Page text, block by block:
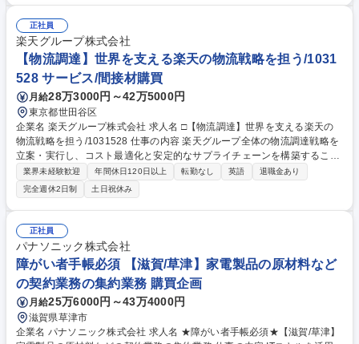
験に応じてロジスティクス、品質確認、社内外調整、調達計画へと担当領
域を広げていただきます。 募集職種 【航空宇宙】民間航空機・ヘリコプ
ターを支える部品調達・供給管理
正社員
楽天グループ株式会社
【物流調達】世界を支える楽天の物流戦略を担う/1031
528 サービス/間接材購買
月給28万3000円～42万5000円
東京都世田谷区
企業名 楽天グループ株式会社 求人名 □【物流調達】世界を支える楽天の
物流戦略を担う/1031528 仕事の内容 楽天グループ全体の物流調達戦略を
立案・実行し、コスト最適化と安定的なサプライチェーンを構築すること
がミッションです。具体的には、 ■最適な調達戦略（ソーシング・コスト
削減等）の策定および実行 ■市場動向、コスト構造、サプライヤー動向の
詳細な調査・分析 ■価格査定、ベンチマーク分析を用いた妥当性評価と条
件交渉 ■購買実績データの分析に基づくコスト最適化施策の推進 ■各種契
約書のレビュー、交渉、締結、およびリスク管理業務 ■RFP（提案依頼
書）・RFQ（見積依頼書）の作成・評価 各事業部門と密に連携しなが
ら、会社の競争力に直結する戦略的な意思決定に深く携わります。 募集職
種 □【物流調達】世界を支える楽天の物流戦略を担う/1031528
業界未経験歓迎 年間休日120日以上 転勤なし 英語
退職金あり
完全週休2日制
土日祝休み
正社員
パナソニック株式会社
障がい者手帳必須 【滋賀/草津】家電製品の原材料など
の契約業務の集約業務 購買企画
月給25万6000円～43万4000円
滋賀県草津市
企業名 パナソニック株式会社 求人名 ★障がい者手帳必須★【滋賀/草津】